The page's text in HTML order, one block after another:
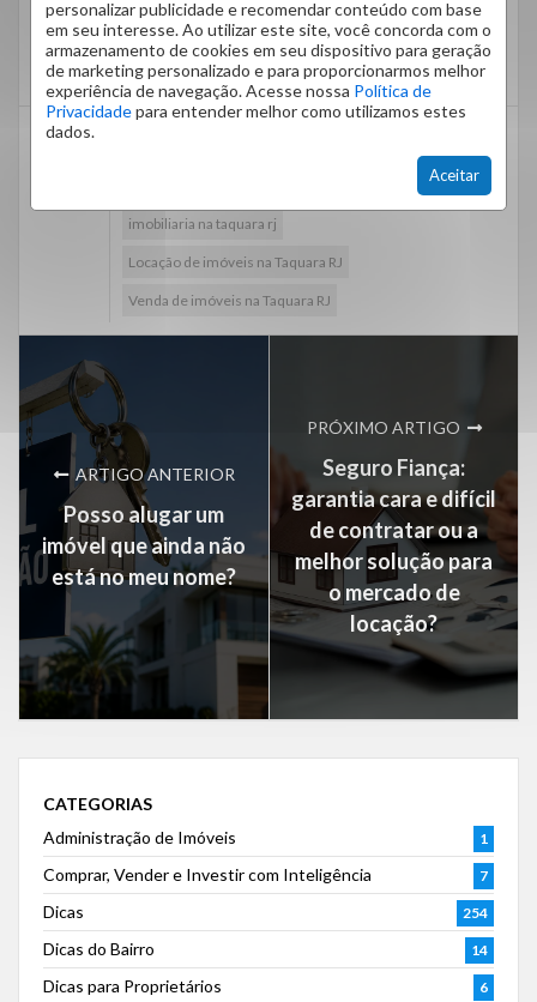
personalizar publicidade e recomendar conteúdo com base
em seu interesse. Ao utilizar este site, você concorda com o
armazenamento de cookies em seu dispositivo para geração
de marketing personalizado e para proporcionarmos melhor
experiência de navegação. Acesse nossa Política de
Privacidadepara entender melhor como utilizamos estes
dados.
Aceitar
Cliqueaqui, acesse nosso site e encontre o imóvel
que tanto procura!
imobiliaria na taquara rj
Locação de imóveis na Taquara RJ
Venda de imóveis na Taquara RJ
ARTIGO ANTERIOR
Posso alugar um
imóvel que ainda não
está no meu nome?
PRÓXIMO ARTIGO
Seguro Fiança:
garantia cara e difícil
de contratar ou a
melhor solução para
o mercado de
locação?
CATEGORIAS
Administração de Imóveis
1
Comprar, Vender e Investir com Inteligência 7
Dicas 254
Dicas do Bairro 14
Dicas para Proprietários 6